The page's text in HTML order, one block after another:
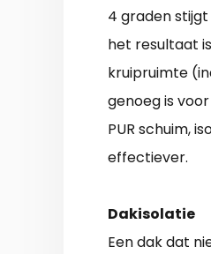
4 graden
het resultaat
kruipruimte
genoeg is
PUR schuim,
effectiever.
Dakisolatie
Een dak dat